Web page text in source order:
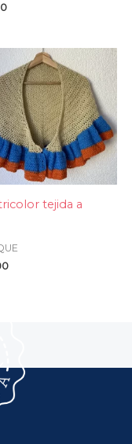
tejida a